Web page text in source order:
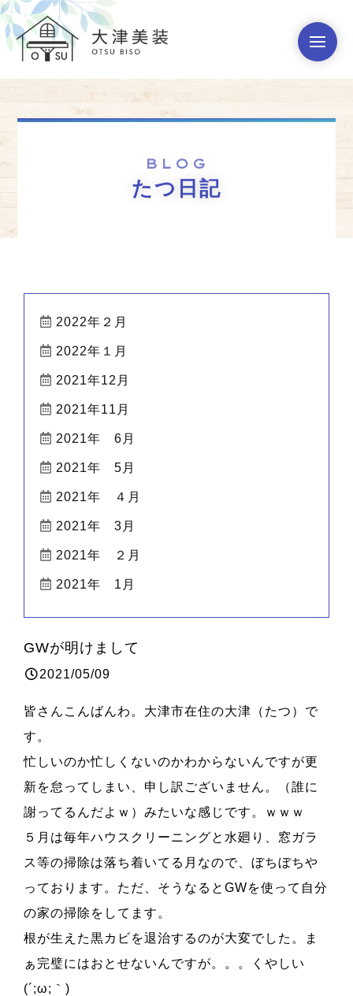
BLOG
たつ日記
2022年２月
2022年１月
2021年12月
2021年11月
2021年 6月
2021年 5月
2021年 ４月
2021年 3月
2021年 ２月
2021年 1月
GWが明けまして
2021/05/09
皆さんこんばんわ。大津市在住の大津（たつ）で
す。
忙しいのか忙しくないのかわからないんですが更
新を怠ってしまい、申し訳ございません。（誰に
謝ってるんだよｗ）みたいな感じです。ｗｗｗ
５月は毎年ハウスクリーニングと水廻り、窓ガラ
ス等の掃除は落ち着いてる月なので、ぼちぼちや
っております。ただ、そうなるとGWを使って自分
の家の掃除をしてます。
根が生えた黒カビを退治するのが大変でした。ま
ぁ完璧にはおとせないんですが。。。くやしい
(´;ω;｀)